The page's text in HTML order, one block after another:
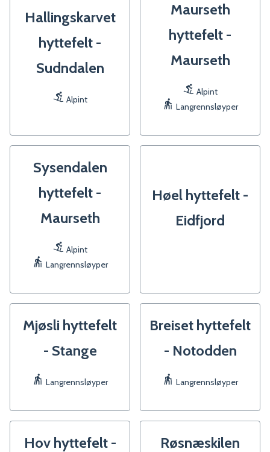
Hallingskarvet
hyttefelt -
Sudndalen
Alpint
Maurseth
hyttefelt -
Maurseth
Alpint
Langrennsløyper
Sysendalen
hyttefelt -
Maurseth
Alpint
Langrennsløyper
Høel hyttefelt -
Eidfjord
Mjøsli hyttefelt
- Stange
Langrennsløyper
Breiset hyttefelt
- Notodden
Langrennsløyper
Hov hyttefelt -
Røsnæskilen